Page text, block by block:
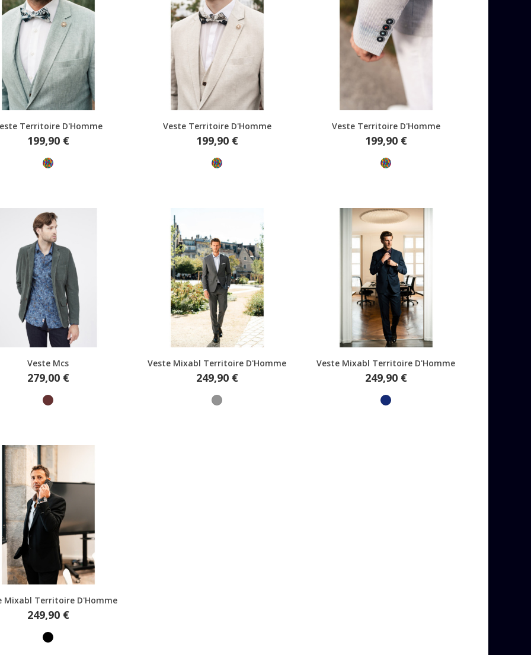
Aperçu rapide
Territoire D'Homme
Prix
199,90 €
Multicolore
Aperçu rapide
Veste Territoire D'Homme
Prix
199,90 €
Multicolore
Aperçu rapide
Veste Territoire D'Homme
Prix
199,90 €
Multicolore
Aperçu rapide
Veste Mcs
Prix
279,00 €
Marron
Aperçu rapide
Veste Mixabl Territoire D'Homme
Prix
249,90 €
Gris
Aperçu rapide
Veste Mixabl Territoire D'Homme
Prix
249,90 €
Marine
Aperçu rapide
Mixabl Territoire D'Homme
Prix
249,90 €
Noir